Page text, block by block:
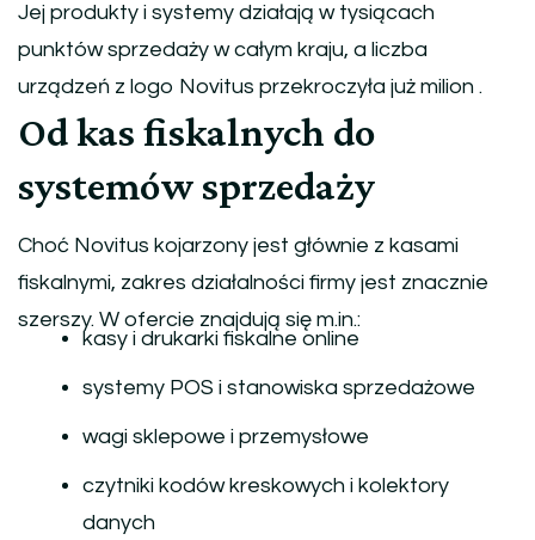
Jej produkty i systemy działają w tysiącach
punktów sprzedaży w całym kraju, a liczba
urządzeń z logo Novitus przekroczyła już milion .
Od kas fiskalnych do
systemów sprzedaży
Choć Novitus kojarzony jest głównie z kasami
fiskalnymi, zakres działalności firmy jest znacznie
szerszy. W ofercie znajdują się m.in.:
kasy i drukarki fiskalne online
systemy POS i stanowiska sprzedażowe
wagi sklepowe i przemysłowe
czytniki kodów kreskowych i kolektory
danych